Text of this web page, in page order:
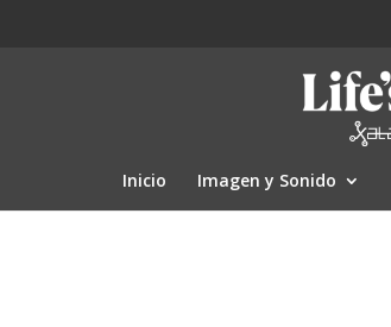
Inicio Imagen y Sonido